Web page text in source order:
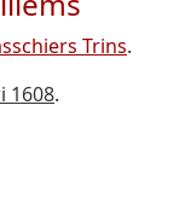
Trins.
1608.